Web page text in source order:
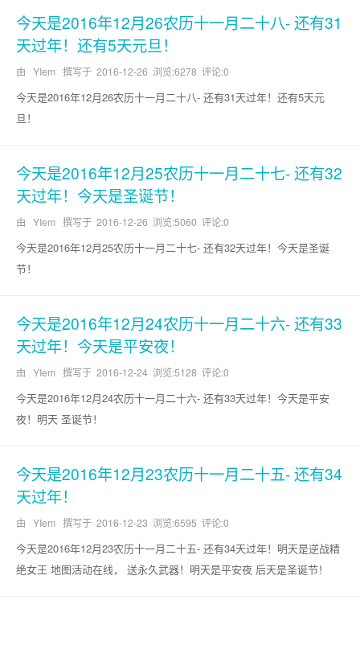
今天是2016年12月26农历十一月二十八- 还有31
天过年！还有5天元旦！
由 YIem 撰写于 2016-12-26 浏览:6278 评论:0
今天是2016年12月26农历十一月二十八- 还有31天过年！还有5天元
旦！
今天是2016年12月25农历十一月二十七- 还有32
天过年！今天是圣诞节！
由 YIem 撰写于 2016-12-26 浏览:5060 评论:0
今天是2016年12月25农历十一月二十七- 还有32天过年！今天是圣诞
节！
今天是2016年12月24农历十一月二十六- 还有33
天过年！今天是平安夜！
由 YIem 撰写于 2016-12-24 浏览:5128 评论:0
今天是2016年12月24农历十一月二十六- 还有33天过年！今天是平安
夜！明天 圣诞节！
今天是2016年12月23农历十一月二十五- 还有34
天过年！
由 YIem 撰写于 2016-12-23 浏览:6595 评论:0
今天是2016年12月23农历十一月二十五- 还有34天过年！明天是逆战精
绝女王 地图活动在线， 送永久武器！明天是平安夜 后天是圣诞节！